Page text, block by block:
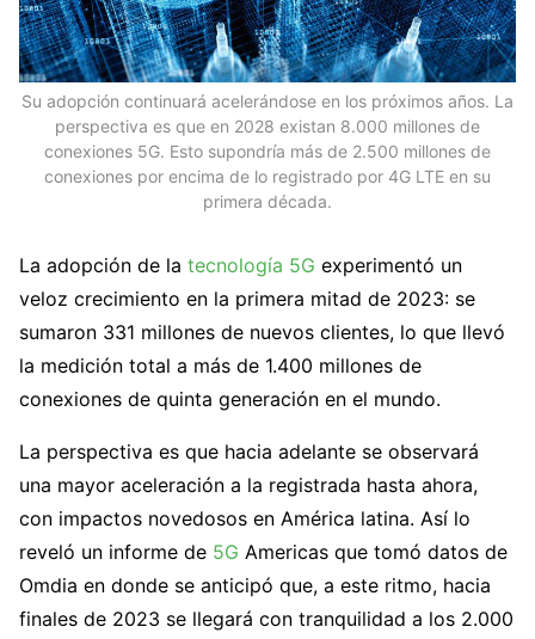
Su adopción continuará acelerándose en los próximos años. La
perspectiva es que en 2028 existan 8.000 millones de
conexiones 5G. Esto supondría más de 2.500 millones de
conexiones por encima de lo registrado por 4G LTE en su
primera década.
La adopción de la tecnología 5G experimentó un
veloz crecimiento en la primera mitad de 2023: se
sumaron 331 millones de nuevos clientes, lo que llevó
la medición total a más de 1.400 millones de
conexiones de quinta generación en el mundo.
La perspectiva es que hacia adelante se observará
una mayor aceleración a la registrada hasta ahora,
con impactos novedosos en América latina. Así lo
reveló un informe de 5G Americas que tomó datos de
Omdia en donde se anticipó que, a este ritmo, hacia
finales de 2023 se llegará con tranquilidad a los 2.000